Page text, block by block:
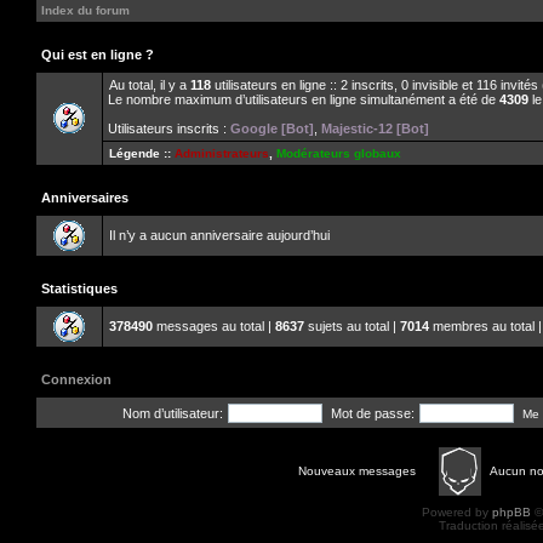
Index du forum
Qui est en ligne ?
Au total, il y a 118 utilisateurs en ligne :: 2 inscrits, 0 invisible et 116
Le nombre maximum d’utilisateurs en ligne simultanément a été de 4309
Utilisateurs inscrits : Google [Bot] Majestic-12 [Bot]
Légende :: Administrateurs Modérateurs globaux
Anniversaires
Il n’y a aucun anniversaire aujourd’hui
Statistiques
378490 messages au total | 8637 sujets au total | 7014 membres au total
Connexion
Nom d’utilisateur: Mot de passe: Me
Nouveaux messages Aucun
Powered by phpBB
Traduction